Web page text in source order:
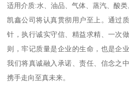
适用介质:水、油品、气体、蒸汽、酸类
凯鑫公司将认真贯彻用户至上。通过
针，执行诚实守信、精益求精、一次
则，牢记质量是企业的生命，也是企
我们将真诚融入承诺、责任、信念之
携手走向至真未来。